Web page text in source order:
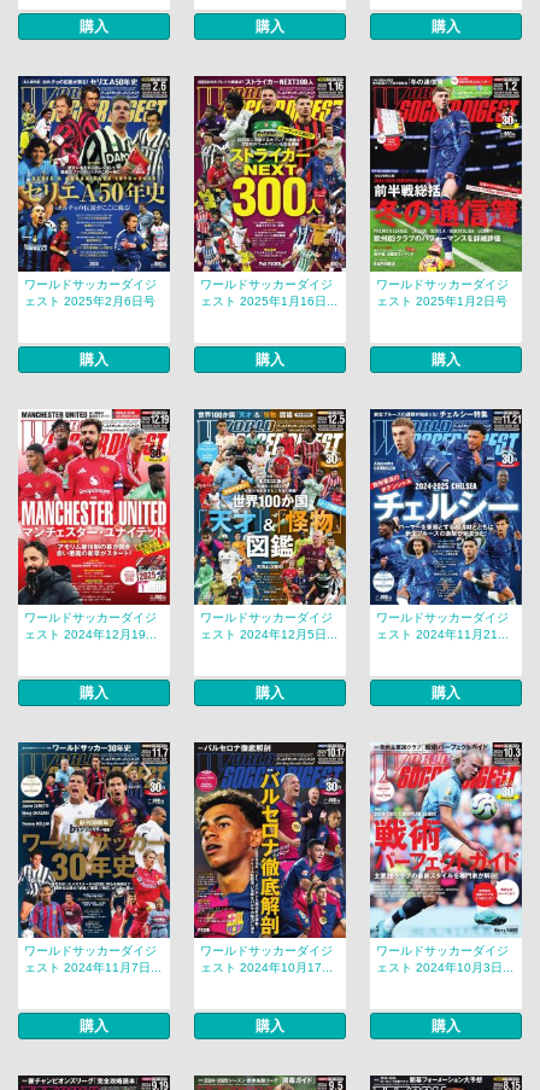
購入 購入 購入
ワールドサッカーダイジ
ェスト 2025年2月6日号
購入
ワールドサッカーダイジ
ェスト 2025年1月16日...
購入
ワールドサッカーダイジ
ェスト 2025年1月2日号
購入
ワールドサッカーダイジ
ェスト 2024年12月19...
購入
ワールドサッカーダイジ
ェスト 2024年12月5日...
購入
ワールドサッカーダイジ
ェスト 2024年11月21...
購入
ワールドサッカーダイジ
ェスト 2024年11月7日...
購入
ワールドサッカーダイジ
ェスト 2024年10月17...
購入
ワールドサッカーダイジ
ェスト 2024年10月3日...
購入